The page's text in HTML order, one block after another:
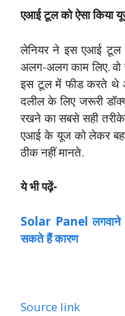
एआई टूल को ऐसा किया
लेनियर ने इस एआई टूल
अलग-अलग काम लिए. वो
इस टूल में फीड करते थे
दलील के लिए जरूरी
रखने का सबसे सही तरीके
एआई के यूज को लेकर
ठीक नहीं मानते.
ये भी पढ़ें-
Solar Panel लगवाने
सकते हैं कारण
Source link